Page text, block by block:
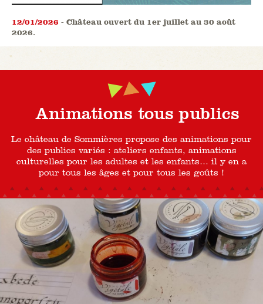
12/01/2026 - Château ouvert du 1er juillet au 30 août
2026.
Animations tous publics
Le château de Sommières propose des animations pour
des publics variés : ateliers enfants, animations
culturelles pour les adultes et les enfants… il y en a
pour tous les âges et pour tous les goûts !